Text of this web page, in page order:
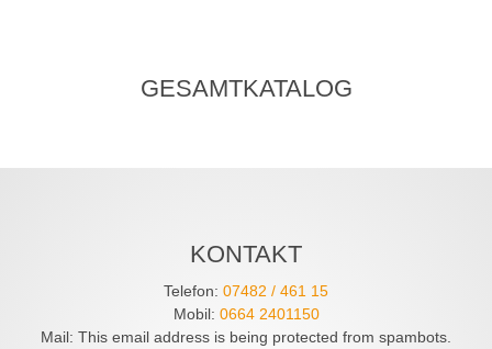
GESAMTKATALOG
KONTAKT
Telefon: 07482 / 461 15
Mobil: 0664 2401150
Mail: This email address is being protected from spambots.